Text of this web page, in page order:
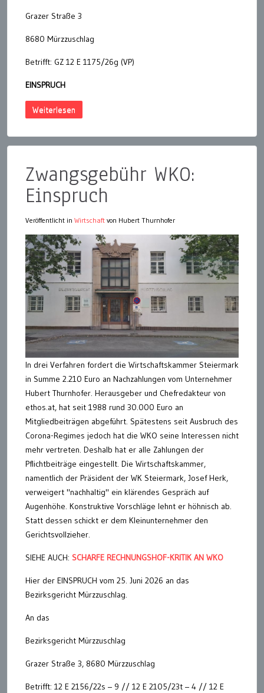
Grazer Straße 3
8680 Mürzzuschlag
Betrifft: GZ 12 E 1175/26g (VP)
EINSPRUCH
Weiterlesen
Zwangsgebühr WKO:
Einspruch
Veröffentlicht in Wirtschaft von Hubert Thurnhofer
In drei Verfahren fordert die Wirtschaftskammer Steiermark
in Summe 2.210 Euro an Nachzahlungen vom Unternehmer
Hubert Thurnhofer. Herausgeber und Chefredakteur von
ethos.at, hat seit 1988 rund 30.000 Euro an
Mitgliedbeiträgen abgeführt. Spätestens seit Ausbruch des
Corona-Regimes jedoch hat die WKO seine Interessen nicht
mehr vertreten. Deshalb hat er alle Zahlungen der
Pflichtbeiträge eingestellt. Die Wirtschaftskammer,
namentlich der Präsident der WK Steiermark, Josef Herk,
verweigert "nachhaltig" ein klärendes Gespräch auf
Augenhöhe. Konstruktive Vorschläge lehnt er höhnisch ab.
Statt dessen schickt er dem Kleinunternehmer den
Gerichtsvollzieher.
SIEHE AUCH: SCHARFE RECHNUNGSHOF-KRITIK AN WKO
Hier der EINSPRUCH vom 25. Juni 2026 an das
Bezirksgericht Mürzzuschlag.
An das
Bezirksgericht Mürzzuschlag
Grazer Straße 3, 8680 Mürzzuschlag
Betrifft: 12 E 2156/22s – 9 // 12 E 2105/23t – 4 // 12 E